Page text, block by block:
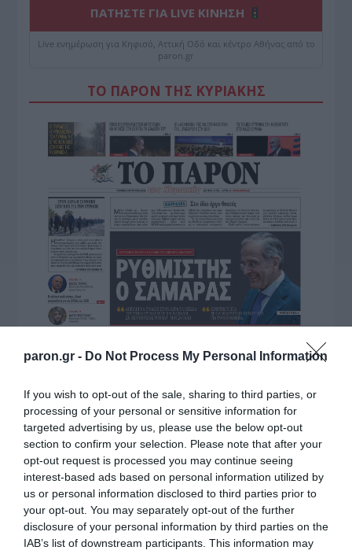
paron.gr - Do Not Process My Personal Information
If you wish to opt-out of the sale, sharing to third parties, or
processing of your personal or sensitive information for
targeted advertising by us, please use the below opt-out
section to confirm your selection. Please note that after your
opt-out request is processed you may continue seeing
interest-based ads based on personal information utilized by
us or personal information disclosed to third parties prior to
your opt-out. You may separately opt-out of the further
disclosure of your personal information by third parties on the
IAB’s list of downstream participants. This information may
ΠΑΤΗΣΤΕ ΓΙΑ LIVE ΚΙΝΗΣΗ
Live ενημέρωση για Κηφισό, Αττική Οδό και κέντρο Αθήνας από το
paron.gr
ΤΟ ΠΑΡΟΝ ΤΗΣ ΚΥΡΙΑΚΗΣ